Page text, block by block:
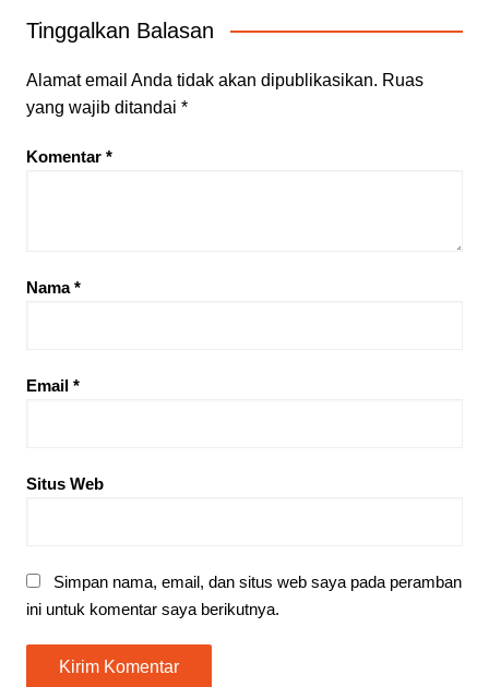
Tinggalkan Balasan
Alamat email Anda tidak akan dipublikasikan. Ruas
yang wajib ditandai *
Komentar *
Nama*
Email *
Situs Web
Simpan nama, email, dan situs web saya pada peramban
ini untuk komentar saya berikutnya.